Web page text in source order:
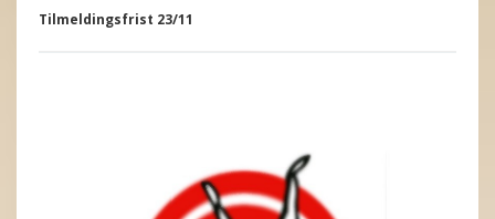
Tilmeldingsfrist 23/11